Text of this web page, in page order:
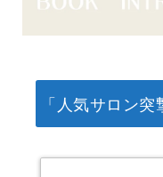
「人気サロン